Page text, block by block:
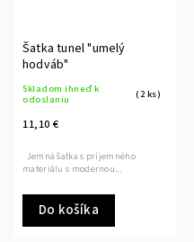
Šatka tunel "umelý
hodváb"
Skladom ihneď k
odoslaniu
(2 ks)
11,10 €
Do košíka
Jemná šatka s príjemného
materiálu s modernou...